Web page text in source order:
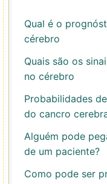
Qual é o
cérebro
Quais são os
no cérebro
Probabilidades
do cancro
Alguém pode
de um paciente?
Como pode ser